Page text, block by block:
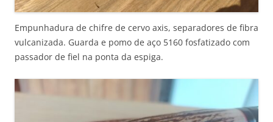
Empunhadura de chifre de cervo axis, separadores de fibra
vulcanizada. Guarda e pomo de aço 5160 fosfatizado com
passador de fiel na ponta da espiga.